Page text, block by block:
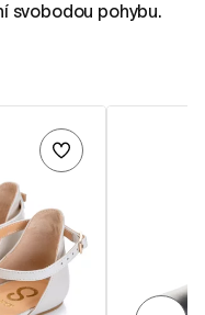
svobodou pohybu.